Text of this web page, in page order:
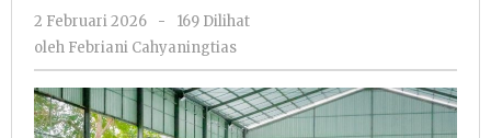
Budaya
dan
Solusi
2 Februari 2026
oleh
Febriani
Cahyaningtias
-
169 Dilihat
oleh Febriani Cahyaningtias